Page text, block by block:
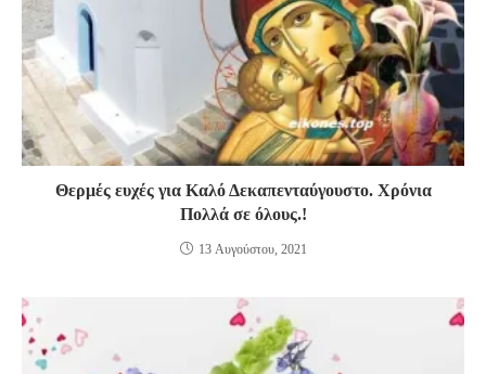
Θερμές ευχές για Καλό Δεκαπενταύγουστο. Χρόνια
Πολλά σε όλους.!
13 Αυγούστου, 2021